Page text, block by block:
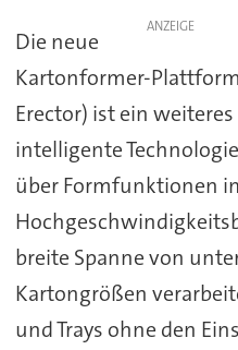
ANZEIGE
Die neue
Kartonformer-
Erector) ist ein
intelligente
über Formfunktionen
breite Spanne von
Kartongrößen
und Trays ohne den